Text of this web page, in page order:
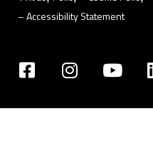
–Accessibility Statement